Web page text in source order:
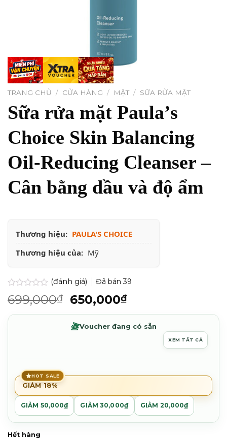
TRANG CHỦ / CỬA HÀNG / MẶT / SỮA RỬA MẶT
Sữa rửa mặt Paula’s
Choice Skin Balancing
Oil-Reducing Cleanser –
Cân bằng dầu và độ ẩm
Thương hiệu: PAULA'S CHOICE
Thương hiệu của: Mỹ
Được
xếp
0.0
(đánh giá) Đã bán39
699,000₫
Giá
gốc
là:
650,000₫Giá
hiện
tại
650,000₫.
Voucher đang có sẵn
XEM TẤT CẢ
HOT SALE
GIẢM 18%
GIẢM 50,000₫ GIẢM 30,000₫ GIẢM 20,000₫
Hết hàng